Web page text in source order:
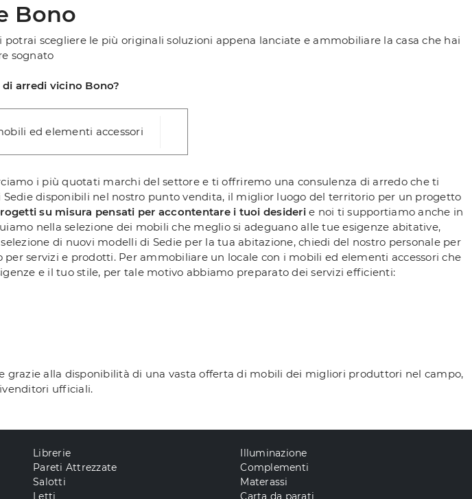
Bono
scegliere le più originali soluzioni appena lanciate e ammobiliare la casa che hai
sognato
arredi vicino Bono?
ed elementi accessori
i più quotati marchi del settore e ti offriremo una consulenza di arredo che ti
disponibili nel nostro punto vendita, il miglior luogo del territorio per un progetto
su misura pensati per accontentare i tuoi desiderie noi ti supportiamo anche in
nella selezione dei mobili che meglio si adeguano alle tue esigenze abitative,
di nuovi modelli di Sedie per la tua abitazione, chiedi del nostro personale per
servizi e prodotti. Per ammobiliare un locale con i mobili ed elementi accessori che
e il tuo stile, per tale motivo abbiamo preparato dei servizi efficienti:
alla disponibilità di una vasta offerta di mobili dei migliori produttori nel campo,
ufficiali.
Librerie
Pareti Attrezzate
Salotti
Illuminazione
Complementi
Materassi